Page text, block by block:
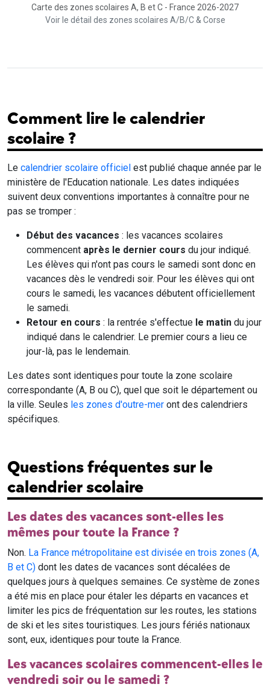
Carte des zones scolaires A, B et C - France 2026-2027
Voir le détail des zones scolaires A/B/C & Corse
Comment lire le calendrier
scolaire ?
Le calendrier scolaire officiel est publié chaque année par le
ministère de l'Education nationale. Les dates indiquées
suivent deux conventions importantes à connaître pour ne
pas se tromper :
Début des vacances : les vacances scolaires
commencent après le dernier cours du jour indiqué.
Les élèves qui n'ont pas cours le samedi sont donc en
vacances dès le vendredi soir. Pour les élèves qui ont
cours le samedi, les vacances débutent officiellement
le samedi.
Retour en cours : la rentrée s'effectue le matin du jour
indiqué dans le calendrier. Le premier cours a lieu ce
jour-là, pas le lendemain.
Les dates sont identiques pour toute la zone scolaire
correspondante (A, B ou C), quel que soit le département ou
la ville. Seules les zones d'outre-mer ont des calendriers
spécifiques.
Questions fréquentes sur le
calendrier scolaire
Les dates des vacances sont-elles les
mêmes pour toute la France ?
Non. La France métropolitaine est divisée en trois zones (A,
B et C) dont les dates de vacances sont décalées de
quelques jours à quelques semaines. Ce système de zones
a été mis en place pour étaler les départs en vacances et
limiter les pics de fréquentation sur les routes, les stations
de ski et les sites touristiques. Les jours fériés nationaux
sont, eux, identiques pour toute la France.
Les vacances scolaires commencent-elles le
vendredi soir ou le samedi ?